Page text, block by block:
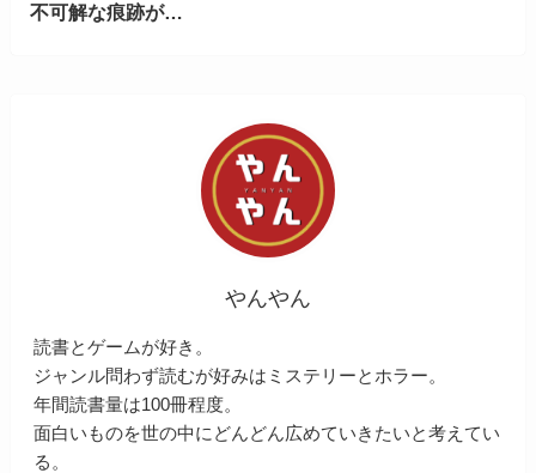
不可解な痕跡が…
やんやん
読書とゲームが好き。
ジャンル問わず読むが好みはミステリーとホラー。
年間読書量は100冊程度。
面白いものを世の中にどんどん広めていきたいと考えてい
る。